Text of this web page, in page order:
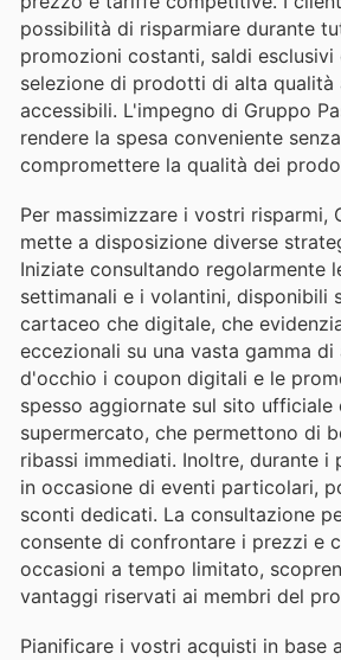
possibilità di risparmiare durante
promozioni costanti, saldi esclusivi
selezione di prodotti di alta qualità
accessibili. L'impegno di Gruppo
rendere la spesa conveniente
compromettere la qualità dei
Per massimizzare i vostri risparmi,
mette a disposizione diverse
Iniziate consultando regolarmente
settimanali e i volantini, disponibili
cartaceo che digitale, che
eccezionali su una vasta gamma
d'occhio i coupon digitali e le
spesso aggiornate sul sito ufficiale
supermercato, che permettono di
ribassi immediati. Inoltre, durante i
in occasione di eventi particolari,
sconti dedicati. La consultazione
consente di confrontare i prezzi e
occasioni a tempo limitato,
vantaggi riservati ai membri del
Pianificare i vostri acquisti in base